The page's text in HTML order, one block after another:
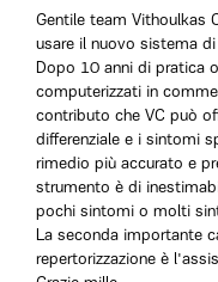
Gentile team Vithoulkas
usare il nuovo sistema
Dopo 10 anni di pratica
computerizzati in
contributo che VC può
differenziale e i sintomi
rimedio più accurato e
strumento è di
pochi sintomi o molti
La seconda importante
repertorizzazione è